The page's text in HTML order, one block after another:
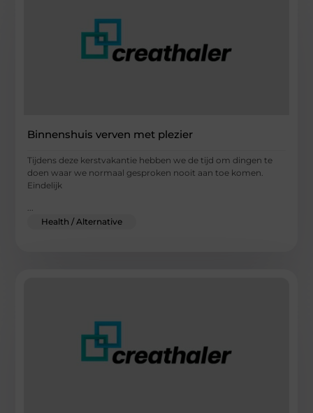
Binnenshuis verven met plezier
Tijdens deze kerstvakantie hebben we de tijd om dingen te
doen waar we normaal gesproken nooit aan toe komen.
Eindelijk
...
Health / Alternative